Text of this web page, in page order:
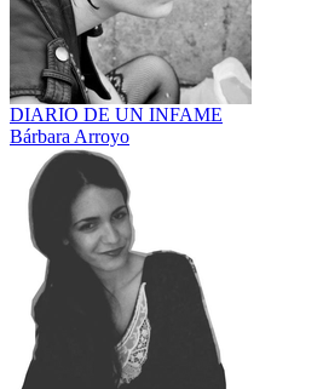
DIARIO DE UN INFAME
Bárbara Arroyo